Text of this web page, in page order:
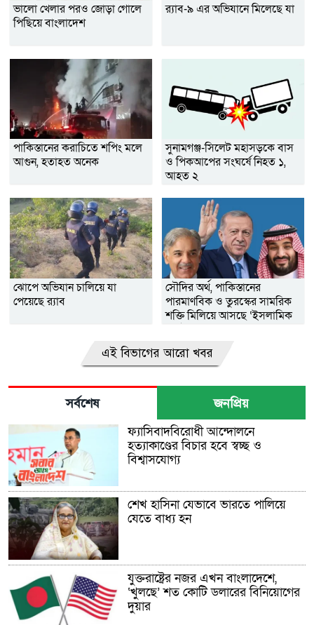
ভালো খেলার পরও জোড়া গোলে
পিছিয়ে বাংলাদেশ
র‌্যাব-৯ এর অভিযানে মিলেছে যা
পাকিস্তানের করাচিতে শপিং মলে
আগুন, হতাহত অনেক
সুনামগঞ্জ-সিলেট মহাসড়কে বাস
ও পিকআপের সংঘর্ষে নিহত ১,
আহত ২
ঝোপে অভিযান চালিয়ে যা
পেয়েছে র‌্যাব
সৌদির অর্থ, পাকিস্তানের
পারমাণবিক ও তুরস্কের সামরিক
শক্তি মিলিয়ে আসছে ‘ইসলামিক
এই বিভাগের আরো খবর
সর্বশেষ জনপ্রিয়
ফ্যাসিবাদবিরোধী আন্দোলনে
হত্যাকাণ্ডের বিচার হবে স্বচ্ছ ও
বিশ্বাসযোগ্য
শেখ হাসিনা যেভাবে ভারতে পালিয়ে
যেতে বাধ্য হন
যুক্তরাষ্ট্রের নজর এখন বাংলাদেশে,
‘খুলছে’ শত কোটি ডলারের বিনিয়োগের
দুয়ার